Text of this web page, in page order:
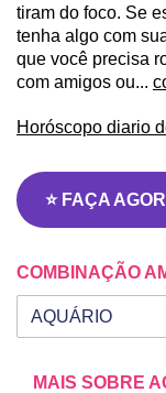
tiram do foco. Se
tenha algo com
que você precisa
com amigos ou...
Horóscopo diario
⭐ FAÇA
COMBINAÇÃO
Seu signo
Signo da outra pessoa
MAIS SOBRE